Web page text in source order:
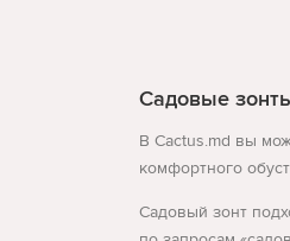
Садовые
В Cactus.md вы
комфортного
Садовый зонт